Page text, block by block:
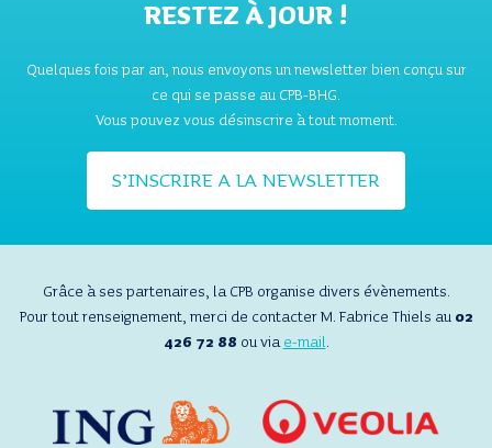
RESTEZ À JOUR !
Quelques fois par an, nous envoyons un newsletter bien conçu sur
ce qui se passe au CPB-BHG.
Vous pouvez vous désinscrire à tout moment.
S’INSCRIRE A LA NEWSLETTER
Grâce à ses partenaires, la CPB organise divers évènements.
Pour tout renseignement, merci de contacter M. Fabrice Thiels au 02
426 72 88 ou viae-mail.